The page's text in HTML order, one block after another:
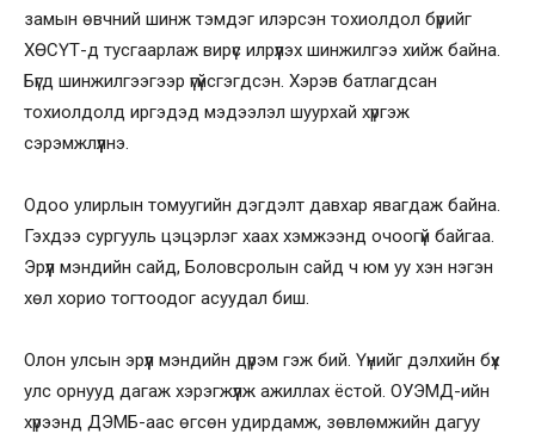
замын өвчний шинж тэмдэг илэрсэн тохиолдол бүрийг
ХӨСҮТ-д тусгаарлаж вирүс илрүүлэх шинжилгээ хийж байна.
Бүгд шинжилгээгээр үгүйсгэгдсэн. Хэрэв батлагдсан
тохиолдолд иргэдэд мэдээлэл шуурхай хүргэж
сэрэмжлүүлнэ.
Одоо улирлын томуугийн дэгдэлт давхар явагдаж байна.
Гэхдээ сургууль цэцэрлэг хаах хэмжээнд очоогүй байгаа.
Эрүүл мэндийн сайд, Боловсролын сайд ч юм уу хэн нэгэн
хөл хорио тогтоодог асуудал биш.
Олон улсын эрүүл мэндийн дүрэм гэж бий. Үүнийг дэлхийн бүх
улс орнууд дагаж хэрэгжүүлж ажиллах ёстой. ОУЭМД-ийн
хүрээнд ДЭМБ-аас өгсөн удирдамж, зөвлөмжийн дагуу